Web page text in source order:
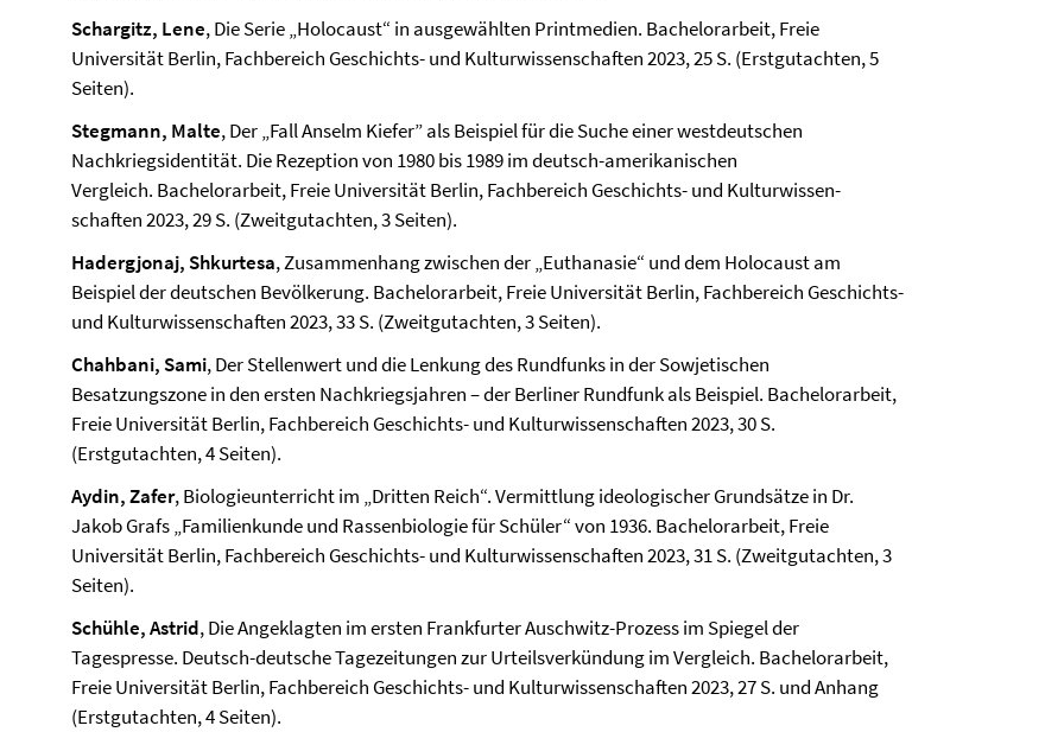
Schargitz, Lene, Die Serie „Holocaust“ in ausgewählten Printmedien. Bachelor­arbeit, Freie
Universität Berlin, Fach­bereich Geschichts- und Kultur­wissen­schaften 2023, 25 S. (Erstgutachten, 5
Seiten).
Stegmann, Malte, Der „Fall Anselm Kiefer” als Beispiel für die Suche einer westdeutschen
Nachkriegsidentität. Die Rezeption von 1980 bis 1989 im deutsch-amerikanischen
Vergleich. Bachelor­arbeit, Freie Universität Berlin, Fach­bereich Geschichts- und Kultur­wissen­
schaften 2023, 29 S. (Zweitgutachten, 3 Seiten).
Hadergjonaj, Shkurtesa, Zusammenhang zwischen der „Euthanasie“ und dem Holocaust am
Beispiel der deutschen Bevölkerung. Bachelor­arbeit, Freie Universität Berlin, Fach­bereich Geschichts-
und Kultur­wissen­schaften 2023, 33 S. (Zweitgutachten, 3 Seiten).
Chahbani, Sami, Der Stellenwert und die Lenkung des Rundfunks in der Sowjetischen
Besatzungszone in den ersten Nachkriegsjahren – der Berliner Rundfunk als Beispiel. Bachelor­arbeit,
Freie Universität Berlin, Fach­bereich Geschichts- und Kultur­wissen­schaften 2023, 30 S.
(Erstgutachten, 4 Seiten).
Aydin, Zafer, Biologieunterricht im „Dritten Reich“. Vermittlung ideologischer Grundsätze in Dr.
Jakob Grafs „Familienkunde und Rassenbiologie für Schüler“ von 1936. Bachelor­arbeit, Freie
Universität Berlin, Fach­bereich Geschichts- und Kultur­wissen­schaften 2023, 31 S. (Zweitgutachten, 3
Seiten).
Schühle, Astrid, Die Angeklagten im ersten Frankfurter Auschwitz-Prozess im Spiegel der
Tagespresse. Deutsch-deutsche Tagezeitungen zur Urteilsverkündung im Vergleich. Bachelor­arbeit,
Freie Universität Berlin, Fach­bereich Geschichts- und Kultur­wissen­schaften 2023, 27 S. und Anhang
(Erstgutachten, 4 Seiten).